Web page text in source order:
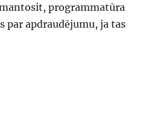
programmatūra
par apdraudējumu, ja tas